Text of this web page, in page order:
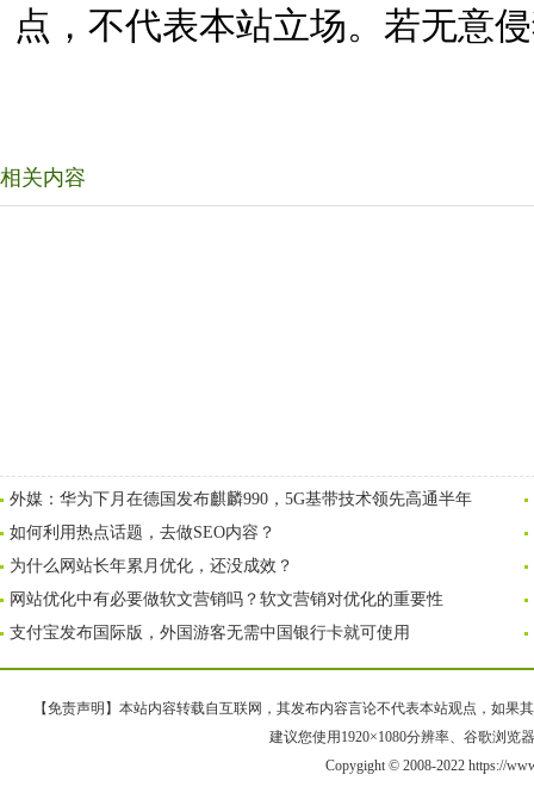
点，不代表本站立场。若无意
相关内容
外媒：华为下月在德国发布麒麟990，5G基带技术领先高通半年
如何利用热点话题，去做SEO内容？
为什么网站长年累月优化，还没成效？
网站优化中有必要做软文营销吗？软文营销对优化的重要性
支付宝发布国际版，外国游客无需中国银行卡就可使用
【免责声明】本站内容转载自互联网，其发布内容言论不代表本站观点，如果
建议您使用1920×1080分辨率、谷歌浏览
Copygight © 2008-2022 https://